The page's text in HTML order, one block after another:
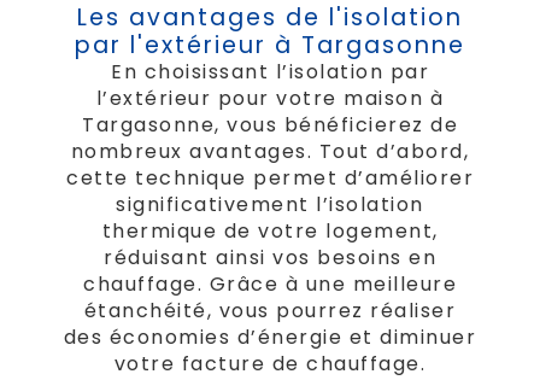
Les avantages de l'isolation
par l'extérieur à Targasonne
En choisissant l’isolation par
l’extérieur pour votre maison à
Targasonne, vous bénéficierez de
nombreux avantages. Tout d’abord,
cette technique permet d’améliorer
significativement l’isolation
thermique de votre logement,
réduisant ainsi vos besoins en
chauffage. Grâce à une meilleure
étanchéité, vous pourrez réaliser
des économies d’énergie et diminuer
votre facture de chauffage.